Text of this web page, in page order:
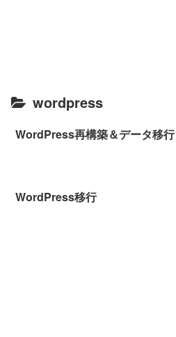
wordpress
WordPress再構築＆データ移行
WordPress移行